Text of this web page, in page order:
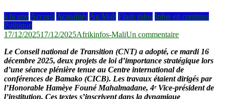
à la une Accueil Actualités Au Mali Flash infos Infos en continus
Politique
17/12/202517/12/2025Afrikinfos-MaliUn commentairesur
:
le
CNT
adopte
deux
lois
Le Conseil national de Transition (CNT) a adopté, ce mardi 16
décembre 2025, deux projets de loi d’importance stratégique lors
d’une séance plénière tenue au Centre international de
conférences de Bamako (CICB). Les travaux étaient dirigés par
l’Honorable Hamèye Founé Mahalmadane, 4ᵉ Vice-président de
l’institution. Ces textes s’inscrivent dans la dynamique